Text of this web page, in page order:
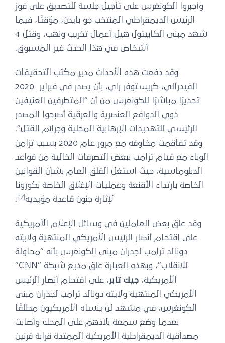
وأجبروا الكونغرس على تأجيل جلسة للتصديق على فوز
الرئيس الديمقراطي المنتخب جو بايدن، مؤقتًا، فيما
شهد مبنى الكابيتول هيل أعمال تخريب ونهب، وقتل 4
أشخاص في هذا الحدث غير المسبوق.
وقد دفعت هذه الأحداث مدير مكتب التحقيقات
الفيدرالي، كريستوفر راي، بأن يصدر في فبراير 2020
تحذيرًا مباشرًا للكونغرس من أن “المتطرفين العنيفين
ذوي الدوافع العنصرية والعرقية أصبحوا المصدر
الرئيسي للتهديدات الإرهابية المحلية وجرائم القتل”.
وقد تفاقمت مخاوفه مع مرور عام 2020 بسبب تزامن
الوباء مع قيام ترامب ببعض التصرفات الخالية من قواعد
الدبلوماسية، حيث استغل القلق العام بشأن القوانين
الخاصة بارتداء الأقنعة وعمليات الإغلاق الخاصة بكورونا
لإثارة جنون قاعدة مؤيديه
.
وقد علق بعض العاملين في وسائل الإعلام الأمريكية
على اقتحام أنصار الرئيس الأمريكي المنتهية ولايته
دونالد ترامب لجدران مبنى الكونغرس بأنه “محاولة
للانقلاب”، وبهذه العبارة علق مذيع شبكة “CNN”
الأمريكية، جيك تابر، على اقتحام أنصار الرئيس
الأمريكي المنتهية ولايته دونالد ترامب لجدران مبنى
الكونغرس، في مشهد لن ينساه الأمريكيون مطلقًا
بعدما وضع سمعة بلادهم على المحك وأصابت
مصداقية الديمقراطية الأمريكية الممتدة قرابة قرنين